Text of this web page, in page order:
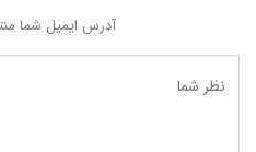
آدرس ایمیل شما